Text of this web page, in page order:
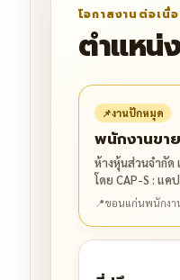
โอกาสงานต่อเนื่
ตำแหน่
📌งานปักหมุด
พนักงานขา
ห้างหุ้นส่วนจำกัด
โดย CAP-S : แค
📍ขอนแก่นพนักงา